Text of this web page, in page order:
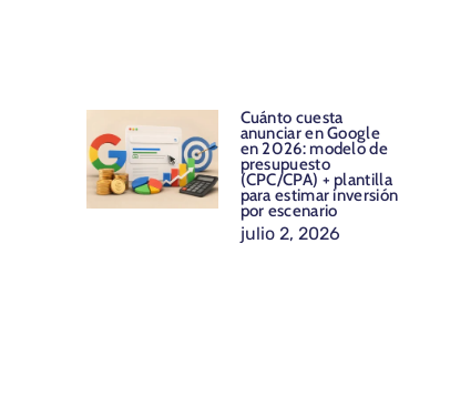
Cuánto cuesta
anunciar en Google
en 2026: modelo de
presupuesto
(CPC/CPA) + plantilla
para estimar inversión
por escenario
julio 2, 2026